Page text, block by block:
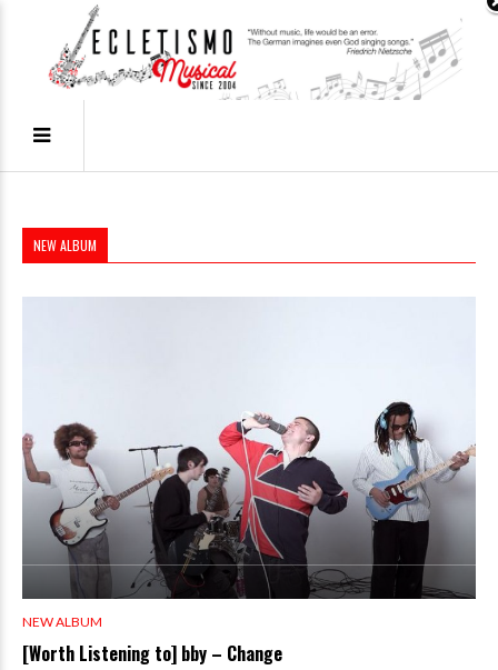
NEW ALBUM
NEW ALBUM
[Worth Listening to] bby – Change